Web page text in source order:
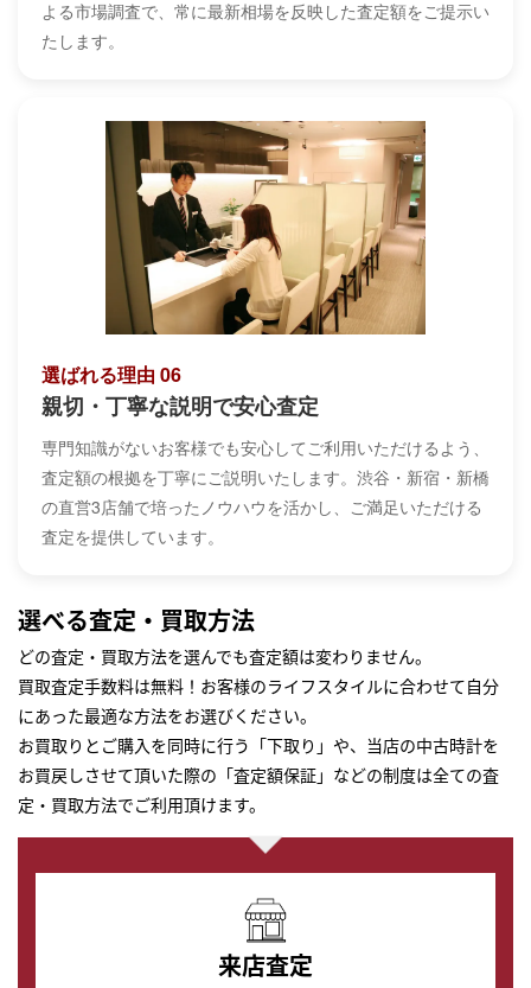
よる市場調査で、常に最新相場を反映した査定額をご提示い
たします。
選ばれる理由 06
親切・丁寧な説明で安心査定
専門知識がないお客様でも安心してご利用いただけるよう、
査定額の根拠を丁寧にご説明いたします。渋谷・新宿・新橋
の直営3店舗で培ったノウハウを活かし、ご満足いただける
査定を提供しています。
選べる査定・買取方法
どの査定・買取方法を選んでも査定額は変わりません。
買取査定手数料は無料！お客様のライフスタイルに合わせて自分
にあった最適な方法をお選びください。
お買取りとご購入を同時に行う「下取り」や、当店の中古時計を
お買戻しさせて頂いた際の「査定額保証」などの制度は全ての査
定・買取方法でご利用頂けます。
来店査定